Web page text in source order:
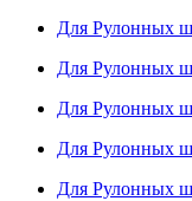
Для Рулонных
Для Рулонных
Для Рулонных
Для Рулонных
Для Рулонных